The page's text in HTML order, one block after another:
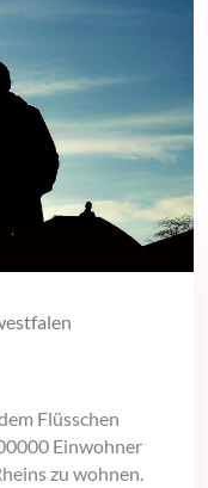
Flüsschen
Einwohner
zu wohnen.